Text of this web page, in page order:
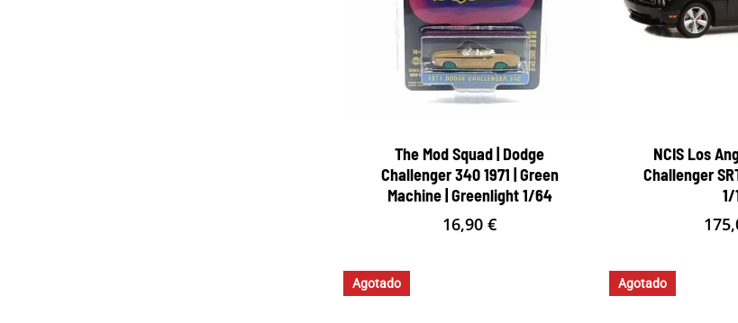
The Mod Squad | Dodge
Challenger 340 1971 | Green
Machine | Greenlight 1/64
16,90€
NCIS Los
Challenger
1/
Agotado Agotado